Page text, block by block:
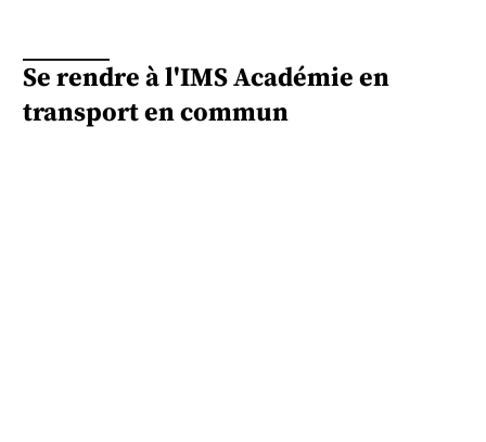
Se rendre à l'IMS Académie en
transport en commun